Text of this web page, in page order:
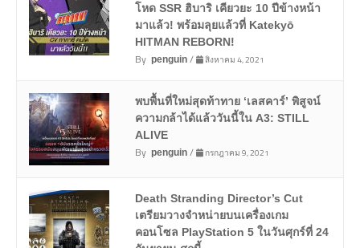
โหด SSR ฮิบาริ เคียวยะ 10 ปีข้างหน้า
มาแล้ว! พร้อมลุยแล้วที่ Katekyō
HITMAN REBORN!
By penguin/ สิงหาคม 4, 2021
พบพื้นที่ใหม่สุดท้าทาย ‘เลสคาร์’ พิสูจน์
ความกล้าได้แล้ววันนี้ใน A3: STILL
ALIVE
By penguin/ กรกฎาคม 9, 2021
Death Stranding Director’s Cut
เตรียมวางจำหน่ายบนเครื่องเกม
คอนโซล PlayStation 5 ในวันศุกร์ที่ 24